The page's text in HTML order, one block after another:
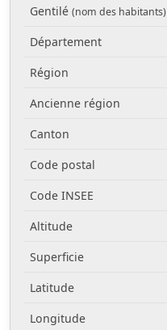
Gentilé (nom des habitants)
Département
Région
Ancienne région
Canton
Code postal
Code INSEE
Altitude
Superficie
Latitude
Longitude